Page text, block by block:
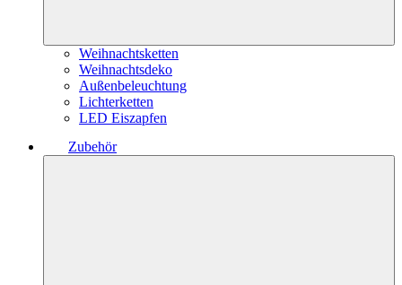
Weihnachtsketten
Weihnachtsdeko
Außenbeleuchtung
Lichterketten
LED Eiszapfen
Zubehör